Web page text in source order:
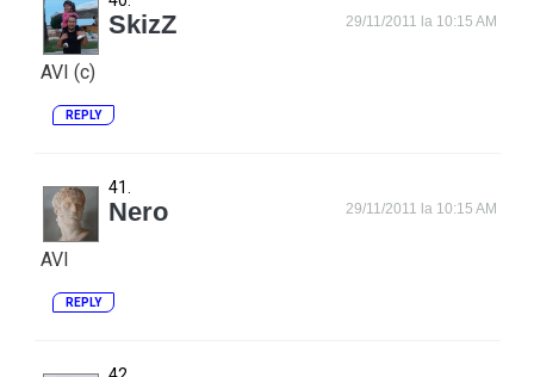
SkizZ 29/11/2011 la 10:15 AM
AVI (c)
REPLY
Nero 29/11/2011 la 10:15 AM
AVI
REPLY